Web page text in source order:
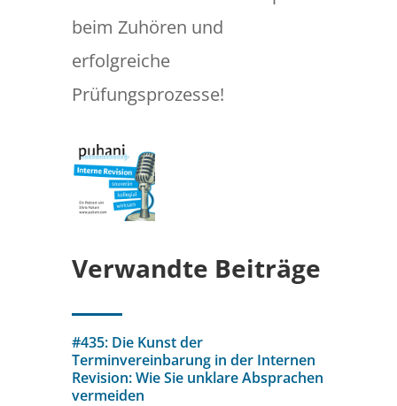
beim Zuhören und
erfolgreiche
Prüfungsprozesse!
Verwandte Beiträge
#435: Die Kunst der
Terminvereinbarung in der Internen
Revision: Wie Sie unklare Absprachen
vermeiden